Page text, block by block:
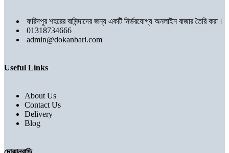
ফরিদপুর শহরের বাসিন্দাদের জন্য একটি নির্ভরযোগ্য অনলাইন বাজার তৈরি করা।
01318734666
admin@dokanbari.com
Useful Links
About Us
Contact Us
Delivery
Blog